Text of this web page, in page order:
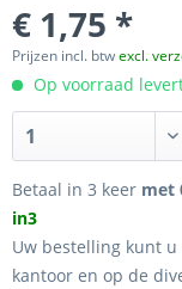
€ 1,75 *
Prijzen incl. btwexcl.
Op voorraad
Betaal in 3 keer met
in3
Uw bestelling kunt
kantoor en op de